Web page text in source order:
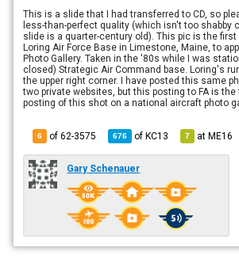
This is a slide that I had transferred to CD, so
less-than-perfect quality (which isn't too shabby
slide is a quarter-century old). This pic is the first
Loring Air Force Base in Limestone, Maine, to
Photo Gallery. Taken in the '80s while I was
closed) Strategic Air Command base. Loring's
the upper right corner. I have posted this same
two private websites, but this posting to FA is the
posting of this shot on a national aircraft photo
6 of 62-3575 676 ofKC13 7 atME16
Gary Schenauer